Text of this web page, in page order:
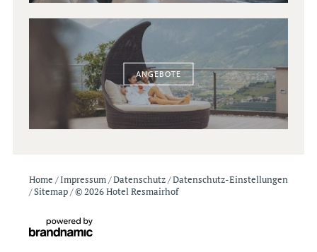
ANGEBOTE
Home /Impressum/Datenschutz/Datenschutz-Einstellungen
/Sitemap/© 2026 Hotel Resmairhof